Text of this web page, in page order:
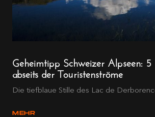
Geheimtipp Schweizer Alpseen:
abseits der Touristenströme
Die tiefblaue Stille des Lac de
MEHR